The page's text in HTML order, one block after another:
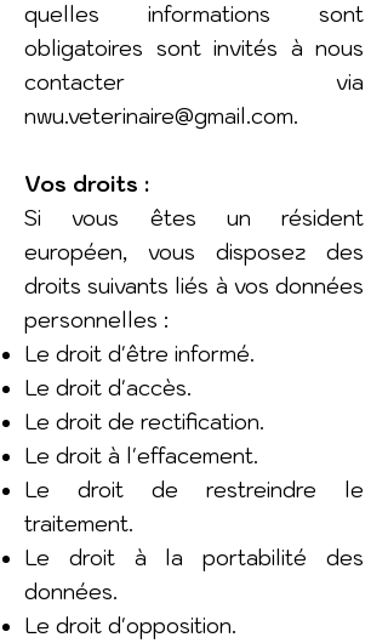
quelles informations sont
obligatoires sont invités à nous
contacter via
nwu.veterinaire@gmail.com.
Vos droits :
Si vous êtes un résident
européen, vous disposez des
droits suivants liés à vos données
personnelles :
Le droit d'être informé.
Le droit d'accès.
Le droit de rectification.
Le droit à l'effacement.
Le droit de restreindre le
traitement.
Le droit à la portabilité des
données.
Le droit d'opposition.